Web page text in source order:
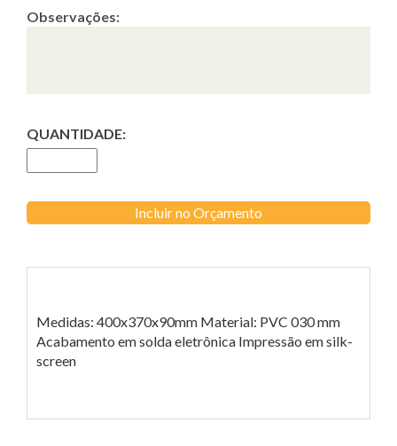
Observações:
QUANTIDADE:
Incluir no Orçamento
Medidas: 400x370x90mm Material: PVC 030 mm
Acabamento em solda eletrônica Impressão em silk-
screen